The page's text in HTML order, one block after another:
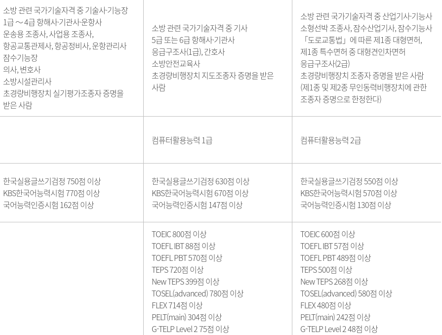
소방 관련 국가기술자격 중 기술사·기능장
1급 ～ 4급 항해사·기관사·운항사
운송용 조종사, 사업용 조종사,
항공교통관제사, 항공정비사, 운항관리사
잠수기능장
의사, 변호사
소방시설관리사
초경량비행장치 실기평가조종자 증명을
받은 사람
소방 관련 국가기술자격 중 기사
5급 또는 6급 항해사·기관사
응급구조사(1급), 간호사
소방안전교육사
초경량비행장치 지도조종자 증명을 받은
사람
소방 관련 국가기술자격 중 산업기사·기능사
소형선박 조종사, 잠수산업기사, 잠수기능사
「도로교통법」에 따른 제1종 대형면허,
제1종 특수면허 중 대형견인차면허
응급구조사(2급)
초경량비행장치 조종자 증명을 받은 사람
(제1종 및 제2종 무인동력비행장치에 관한
조종자 증명으로 한정한다)
컴퓨터활용능력 1급 컴퓨터활용능력 2급
한국실용글쓰기검정 750점 이상
KBS한국어능력시험 770점 이상
국어능력인증시험 162점 이상
한국실용글쓰기검정 630점 이상
KBS한국어능력시험 670점 이상
국어능력인증시험 147점 이상
한국실용글쓰기검정 550점 이상
KBS한국어능력시험 570점 이상
국어능력인증시험 130점 이상
TOEIC 800점 이상
TOEFL IBT 88점 이상
TOEFL PBT 570점 이상
TEPS 720점 이상
New TEPS 399점 이상
TOSEL(advanced) 780점 이상
FLEX 714점 이상
PELT(main) 304점 이상
G-TELP Level 2 75점 이상
TOEIC 600점 이상
TOEFL IBT 57점 이상
TOEFL PBT 489점 이상
TEPS 500점 이상
New TEPS 268점 이상
TOSEL(advanced) 580점 이상
FLEX 480점 이상
PELT(main) 242점 이상
G-TELP Level 2 48점 이상